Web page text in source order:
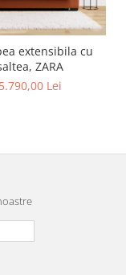
extensibila cu
ZARA
5.790,00 Lei